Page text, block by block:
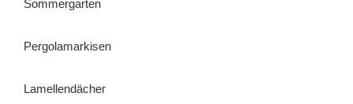
Sommergarten
Pergolamarkisen
Lamellendächer